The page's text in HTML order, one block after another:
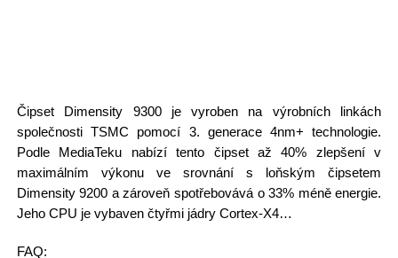
Čipset Dimensity 9300 je vyroben na výrobních linkách
společnosti TSMC pomocí 3. generace 4nm+ technologie.
Podle MediaTeku nabízí tento čipset až 40% zlepšení v
maximálním výkonu ve srovnání s loňským čipsetem
Dimensity 9200 a zároveň spotřebovává o 33% méně energie.
Jeho CPU je vybaven čtyřmi jádry Cortex-X4…
FAQ: